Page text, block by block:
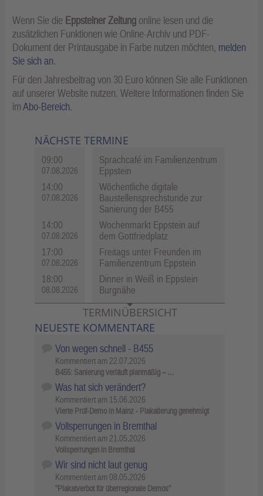
Wenn Sie die Eppsteiner Zeitung online lesen und die
zusätzlichen Funktionen wie Online-Archiv und PDF-
Dokument der Printausgabe in Farbe nutzen möchten, melden
Sie sich an.
Für den Jahresbeitrag von 30 Euro können Sie alle Funktionen
auf unserer Website nutzen. Weitere Informationen finden Sie
imAbo-Bereich.
NÄCHSTE TERMINE
09:00
07.08.2026
Sprachcafé im Familienzentrum
Eppstein
14:00
07.08.2026
Wöchentliche digitale
Baustellensprechstunde zur
Sanierung der B455
14:00
07.08.2026
Wochenmarkt Eppstein auf
dem Gottfriedplatz
17:00
07.08.2026
Freitags unter Freunden im
Familienzentrum Eppstein
18:00
08.08.2026
Dinner in Weiß in Eppstein
Burgnähe
TERMINÜBERSICHT
NEUESTE KOMMENTARE
Von wegen schnell - B455
Kommentiert am 22.07.2026
B455: Sanierung verläuft planmäßig – …
Was hat sich verändert?
Kommentiert am 15.06.2026
Vierte Prüf-Demo in Mainz - Plakatierung genehmigt
Vollsperrungen in Bremthal
Kommentiert am 21.05.2026
Vollsperrungen in Bremthal
Wir sind nicht laut genug
Kommentiert am 08.05.2026
"Plakatverbot für überregionale Demos"